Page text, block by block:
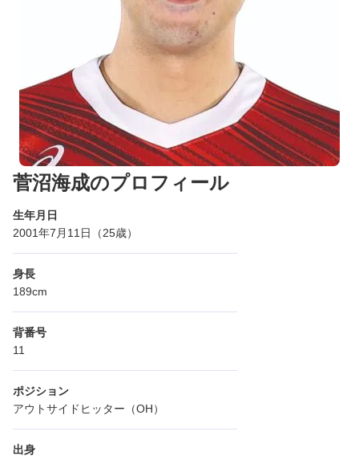
菅沼海成のプロフィール
生年月日
2001年7月11日（25歳）
身長
189cm
背番号
11
ポジション
アウトサイドヒッター（OH）
出身